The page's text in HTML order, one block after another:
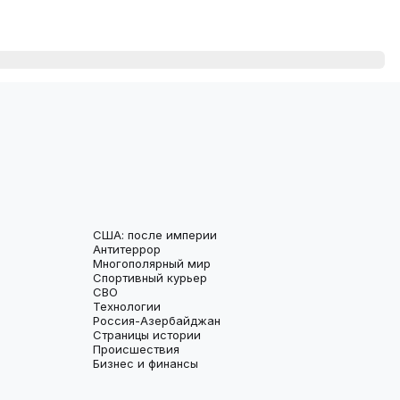
США: после империи
Антитеррор
Многополярный мир
Спортивный курьер
СВО
Технологии
Россия-Азербайджан
Страницы истории
Происшествия
Бизнес и финансы